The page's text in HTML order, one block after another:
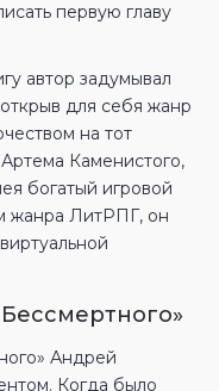
первую главу
автор задумывал
для себя жанр
на тот
Каменистого,
богатый игровой
жанра ЛитРПГ, он
Андрей
Когда было